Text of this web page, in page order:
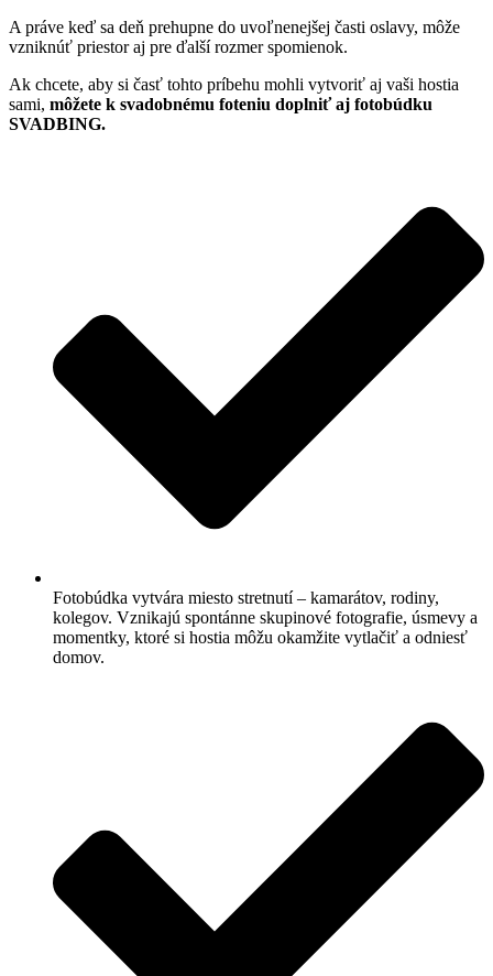
A práve keď sa deň prehupne do uvoľnenejšej časti oslavy, môže
vzniknúť priestor aj pre ďalší rozmer spomienok.
Ak chcete, aby si časť tohto príbehu mohli vytvoriť aj vaši hostia
sami, môžete k svadobnému foteniu doplniť aj fotobúdku
SVADBING.
Fotobúdka vytvára miesto stretnutí – kamarátov, rodiny,
kolegov. Vznikajú spontánne skupinové fotografie, úsmevy a
momentky, ktoré si hostia môžu okamžite vytlačiť a odniesť
domov.